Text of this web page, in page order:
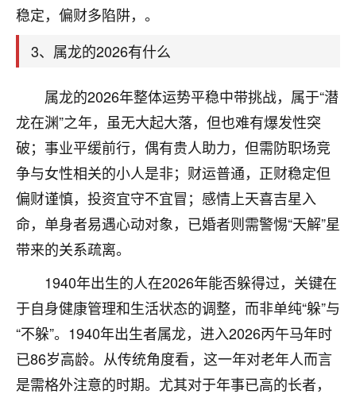
稳定，偏财多陷阱，。
3、属龙的2026有什么
属龙的2026年整体运势平稳中带挑战，属于“潜
龙在渊”之年，虽无大起大落，但也难有爆发性突
破；事业平缓前行，偶有贵人助力，但需防职场竞
争与女性相关的小人是非；财运普通，正财稳定但
偏财谨慎，投资宜守不宜冒；感情上天喜吉星入
命，单身者易遇心动对象，已婚者则需警惕“天解”星
带来的关系疏离。
1940年出生的人在2026年能否躲得过，关键在
于自身健康管理和生活状态的调整，而非单纯“躲”与
“不躲”。1940年出生者属龙，进入2026丙午马年时
已86岁高龄。从传统角度看，这一年对老年人而言
是需格外注意的时期。尤其对于年事已高的长者，
鹿森：你可以找老师看看，人有时不服命不行
太阳当空赵：我也做餐饮的，生意不算大，但
址、风水、还有开业日子，哪哪都看了，虽然
大环境不好，但是我家生意还可以，前几天又
刚找老师做了补财库，希望财运更好一点！
2小时前 来自海南
梦醒时分
我女儿高二叛逆，大半年不上学，一说她就要死要活
的，把我们两口子愁的不行，朋友给我推荐的慧来老
师，一开始我是病急乱投医，这半年来，法事一个个
做完，我女儿跟变了个人一样，不期望她能考多好的
大学，只要能安安稳稳的把书读了，身体心理都健健
康康的我就很知足了！
鹿森：可怜天下父母心啊！
3小时前 来自河北 16